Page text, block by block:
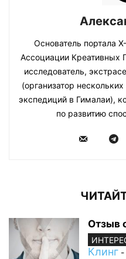
Основатель портала
Ассоциации Креативных
исследователь,
(организатор
экспедиций в Гималаи),
по развитию
Отзыв
Клинг -